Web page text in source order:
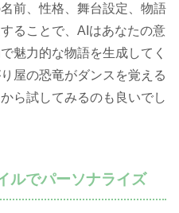
前、性格、舞台設定、物語
ることで、AIはあなたの意
魅力的な物語を生成してく
屋の恐竜がダンスを覚える
ら試してみるのも良いでし
ルでパーソナライズ